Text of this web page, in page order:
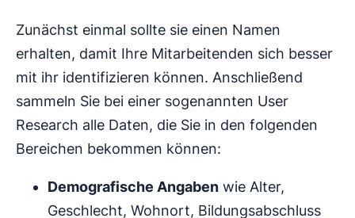
Zunächst einmal sollte sie einen Namen
erhalten, damit Ihre Mitarbeitenden sich besser
mit ihr identifizieren können. Anschließend
sammeln Sie bei einer sogenannten User
Research alle Daten, die Sie in den folgenden
Bereichen bekommen können:
Demografische Angaben wie Alter,
Geschlecht, Wohnort, Bildungsabschluss